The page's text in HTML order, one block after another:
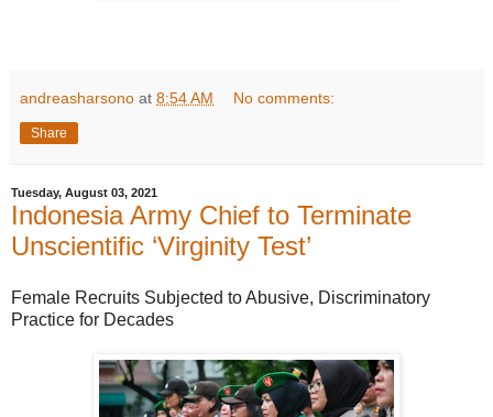
andreasharsono at 8:54 AM No comments:
Share
Tuesday, August 03, 2021
Indonesia Army Chief to Terminate
Unscientific ‘Virginity Test’
Female Recruits Subjected to Abusive, Discriminatory
Practice for Decades